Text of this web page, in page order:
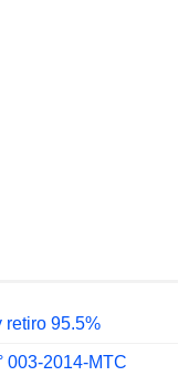
retiro 95.5%
003-2014-MTC